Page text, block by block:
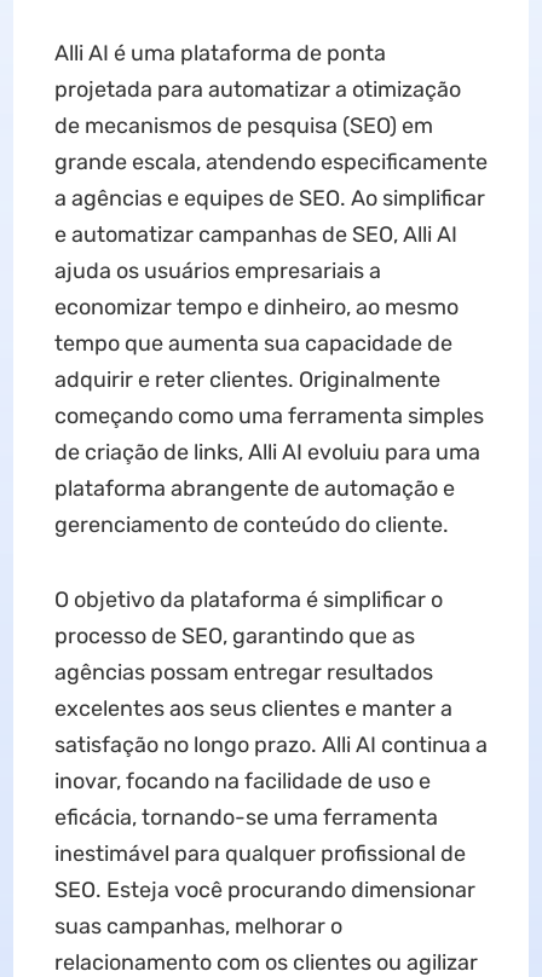
Alli AI é uma plataforma de ponta
projetada para automatizar a otimização
de mecanismos de pesquisa (SEO) em
grande escala, atendendo especificamente
a agências e equipes de SEO. Ao simplificar
e automatizar campanhas de SEO, Alli AI
ajuda os usuários empresariais a
economizar tempo e dinheiro, ao mesmo
tempo que aumenta sua capacidade de
adquirir e reter clientes. Originalmente
começando como uma ferramenta simples
de criação de links, Alli AI evoluiu para uma
plataforma abrangente de automação e
gerenciamento de conteúdo do cliente.
O objetivo da plataforma é simplificar o
processo de SEO, garantindo que as
agências possam entregar resultados
excelentes aos seus clientes e manter a
satisfação no longo prazo. Alli AI continua a
inovar, focando na facilidade de uso e
eficácia, tornando-se uma ferramenta
inestimável para qualquer profissional de
SEO. Esteja você procurando dimensionar
suas campanhas, melhorar o
relacionamento com os clientes ou agilizar